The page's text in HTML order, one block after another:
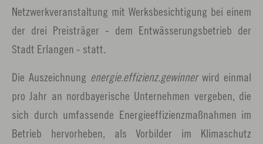
Netzwerkveranstaltung mit Werksbesichtigung bei einem
der drei Preisträger - dem Entwässerungsbetrieb der
Stadt Erlangen - statt.
Die Auszeichnung energie.effizienz.gewinnerwird einmal
pro Jahr an nordbayerische Unternehmen vergeben, die
sich durch umfassende Energieeffizienzmaßnahmen im
Betrieb hervorheben, als Vorbilder im Klimaschutz